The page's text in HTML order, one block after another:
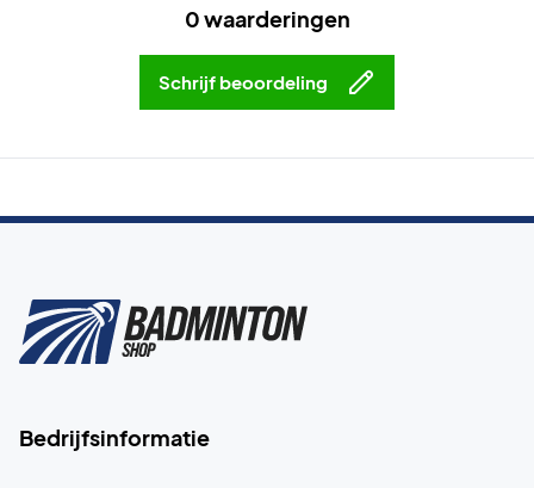
0 waarderingen
Schrijf beoordeling
Bedrijfsinformatie